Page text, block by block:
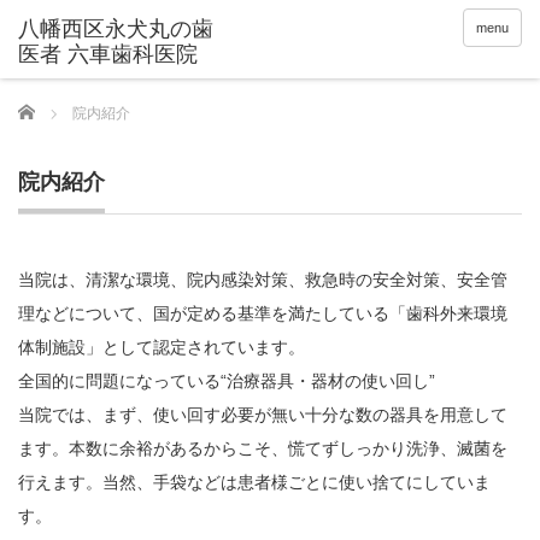
menu
Home 院内紹介
院内紹介
当院は、清潔な環境、院内感染対策、救急時の安全対策、安全管
理などについて、国が定める基準を満たしている「歯科外来環境
体制施設」として認定されています。
全国的に問題になっている“治療器具・器材の使い回し”
当院では、まず、使い回す必要が無い十分な数の器具を用意して
ます。本数に余裕があるからこそ、慌てずしっかり洗浄、滅菌を
行えます。当然、手袋などは患者様ごとに使い捨てにしていま
す。